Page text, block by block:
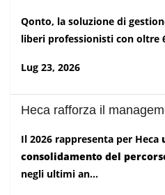
Qonto, la soluzione di
liberi professionisti con oltre
Lug 23, 2026
Heca rafforza il
Il 2026 rappresenta per Heca
consolidamento del
negli ultimi an...